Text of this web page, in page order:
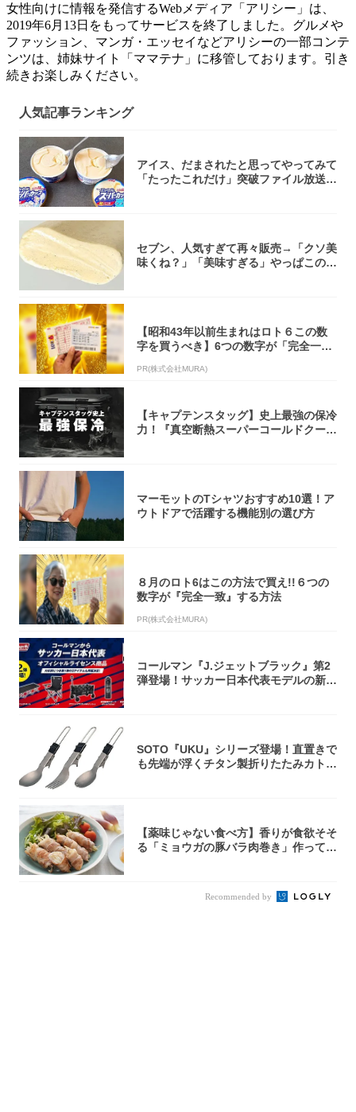
女性向けに情報を発信するWebメディア「アリシー」は、
2019年6月13日をもってサービスを終了しました。グルメや
ファッション、マンガ・エッセイなどアリシーの一部コンテ
ンツは、姉妹サイト「ママテナ」に移管しております。引き
続きお楽しみください。
人気記事ランキング
アイス、だまされたと思ってやってみて
「たったこれだけ」突破ファイル放送で
セブン、人気すぎて再々販売→「クソ美
味くね？」「美味すぎる」やっぱこのク
【昭和43年以前生まれはロト６この数
字を買うべき】6つの数字が「完全一
PR(株式会社MURA)
【キャプテンスタッグ】史上最強の保冷
力！『真空断熱スーパーコールドクーラ
マーモットのTシャツおすすめ10選！ア
ウトドアで活躍する機能別の選び方
８月のロト6はこの方法で買え!!６つの
数字が『完全一致』する方法
PR(株式会社MURA)
コールマン『J.ジェットブラック』第2
弾登場！サッカー日本代表モデルの新作
SOTO『UKU』シリーズ登場！直置きで
も先端が浮くチタン製折りたたみカトラ
【薬味じゃない食べ方】香りが食欲そそ
る「ミョウガの豚バラ肉巻き」作ってみ
Recommended by